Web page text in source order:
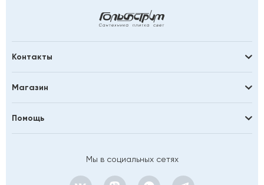
Контакты
Магазин
Помощь
Мы в социальных сетях